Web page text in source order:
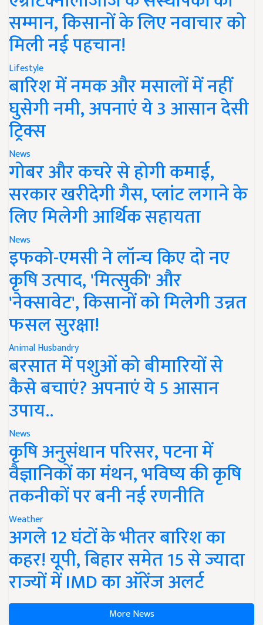
सम्मान, किसानों के लिए नवाचार को
मिली नई पहचान!
Lifestyle
बारिश में नमक और मसालों में नहीं
घुसेगी नमी, अपनाएं ये 3 आसान देसी
ट्रिक्स
News
गोबर और कचरे से होगी कमाई,
सरकार खरीदेगी गैस, प्लांट लगाने के
लिए मिलेगी आर्थिक सहायता
News
इफको-एमसी ने लॉन्च किए दो नए
कृषि उत्पाद, 'मित्सुकी' और
'नेक्सावेट', किसानों को मिलेगी उन्नत
फसल सुरक्षा!
Animal Husbandry
बरसात में पशुओं को बीमारियों से
कैसे बचाएं? अपनाएं ये 5 आसान
उपाय..
News
कृषि अनुसंधान परिसर, पटना में
वैज्ञानिकों का मंथन, भविष्य की कृषि
तकनीकों पर बनी नई रणनीति
Weather
अगले 12 घंटों के भीतर बारिश का
कहर! यूपी, बिहार समेत 15 से ज्यादा
राज्यों में IMD का ऑरेंज अलर्ट
More News